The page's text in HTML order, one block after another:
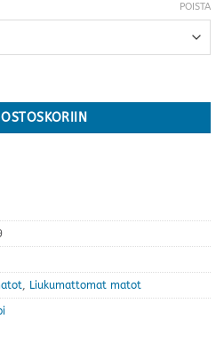
POISTA
määrä
, Liukumattomat matot